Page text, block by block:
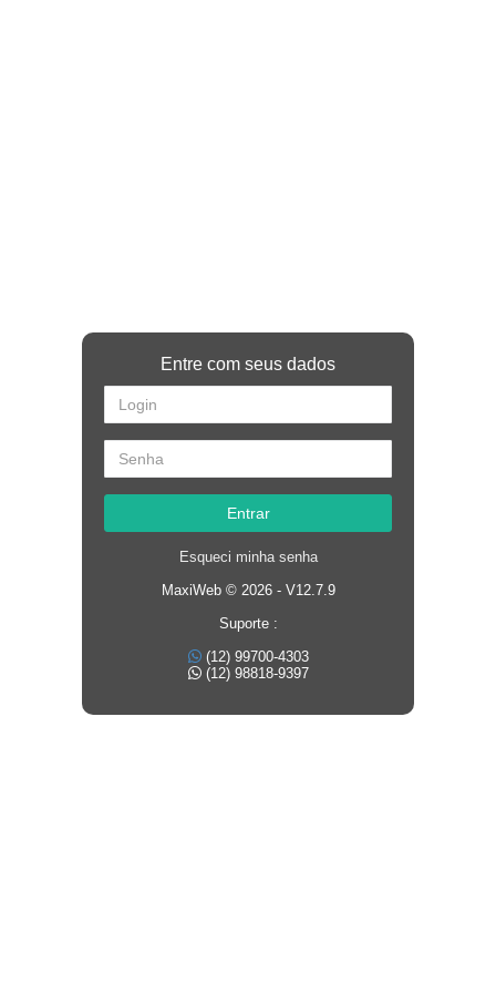
Entre com seus dados
Entrar
Esqueci minha senha
MaxiWeb © 2026 - V12.7.9
Suporte :
(12) 99700-4303
(12) 98818-9397